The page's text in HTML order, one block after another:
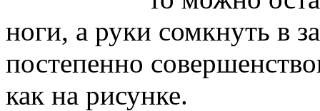
ноги, а руки сомкнуть в
постепенно
как на рисунке.